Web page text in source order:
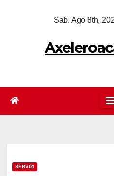
Sab. Ago 8th,
SERVIZI